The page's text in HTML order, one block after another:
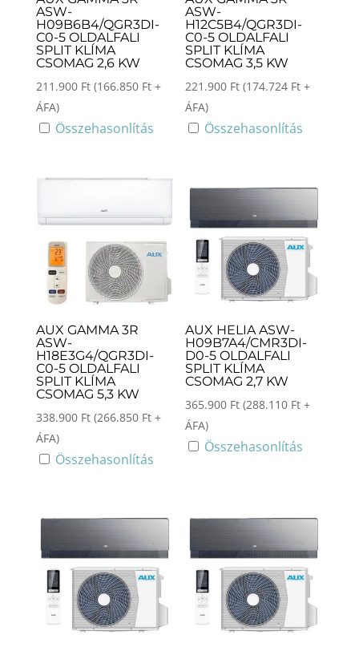
ASW-
H09B6B4/QGR3DI-
C0-5 OLDALFALI
SPLIT KLÍMA
CSOMAG 2,6 KW
211.900 Ft (166.850 Ft+
ÁFA)
Összehasonlítás
ASW-
H12C5B4/QGR3DI-
C0-5 OLDALFALI
SPLIT KLÍMA
CSOMAG 3,5 KW
221.900 Ft (174.724 Ft +
ÁFA)
Összehasonlítás
AUX GAMMA 3R
ASW-
H18E3G4/QGR3DI-
C0-5 OLDALFALI
SPLIT KLÍMA
CSOMAG 5,3 KW
338.900 Ft (266.850 Ft+
ÁFA)
Összehasonlítás
AUX HELIA ASW-
H09B7A4/CMR3DI-
D0-5 OLDALFALI
SPLIT KLÍMA
CSOMAG 2,7 KW
365.900 Ft (288.110 Ft +
ÁFA)
Összehasonlítás